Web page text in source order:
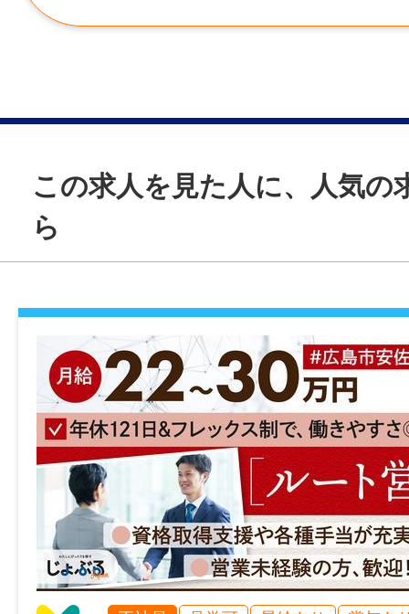
もちろん最初は先輩社員がマンツーマンで
【この求人のポイント】
●現場・書類・提案まで、幅広く経験できる
——————
仕事内容変更の可能性：なし
〒739-1751 広島県広島市安佐北区深川6丁
最寄り駅：広島交通「深川台バス停」より
勤務地変更の可能性：なし
最寄り駅
広島交通「深川台バス停」より徒歩1分
給与
月給 250,000円～300,000円（未経験者の
この求人を見た人に、人気の
ら